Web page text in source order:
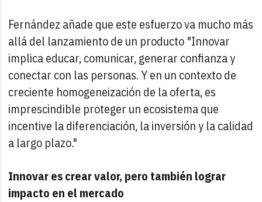
Fernández añade que este esfuerzo va mucho más
allá del lanzamiento de un producto "Innovar
implica educar, comunicar, generar confianza y
conectar con las personas. Y en un contexto de
creciente homogeneización de la oferta, es
imprescindible proteger un ecosistema que
incentive la diferenciación, la inversión y la calidad
a largo plazo."
Innovar es crear valor, pero también lograr
impacto en el mercado